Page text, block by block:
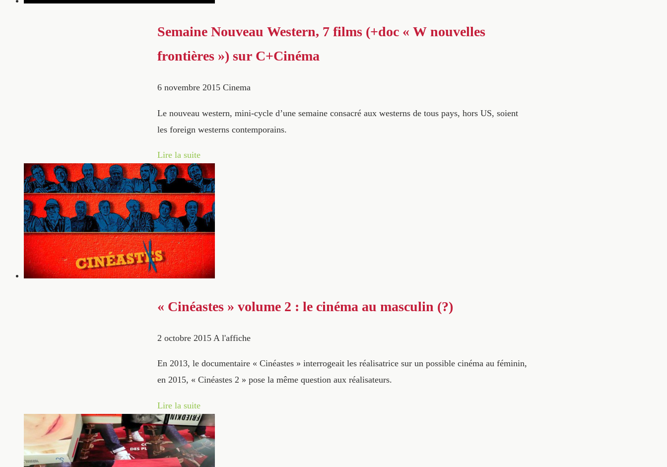
Semaine Nouveau Western, 7 films (+doc « W nouvelles
frontières ») sur C+Cinéma
6 novembre 2015 Cinema
Le nouveau western, mini-cycle d’une semaine consacré aux westerns de tous pays, hors US, soient
les foreign westerns contemporains.
Lire la suite
« Cinéastes » volume 2 : le cinéma au masculin (?)
2 octobre 2015 A l'affiche
En 2013, le documentaire « Cinéastes » interrogeait les réalisatrice sur un possible cinéma au féminin,
en 2015, « Cinéastes 2 » pose la même question aux réalisateurs.
Lire la suite